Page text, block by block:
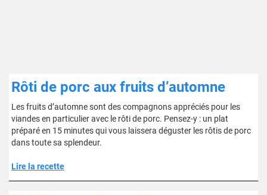
Rôti de porc aux fruits d’automne
Les fruits d’automne sont des compagnons appréciés pour les
viandes en particulier avec le rôti de porc. Pensez-y : un plat
préparé en 15 minutes qui vous laissera déguster les rôtis de porc
dans toute sa splendeur.
Lire la recette